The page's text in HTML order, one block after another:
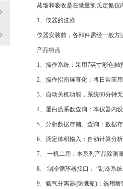
蒸馏和吸收是在微量凯氏定氮仪内
1、仪器的洗涤
仪器安装前，各部件需经一般方法
产品特点
1、操作系统：采用7英寸彩色触
2、操作指南屏幕化：将日常应用
3、自动关机功能，系统60分钟无
4、蛋白质系数查询：本仪器内设
5、分析数据存储、查询：数据存
6、滴定体积输入：自动计算分析
7、 一机二用：本系列产品除测量
8、 制冷循环器接口： “制冷系统”
9、氨气分离器(防溅瓶)：选用耐